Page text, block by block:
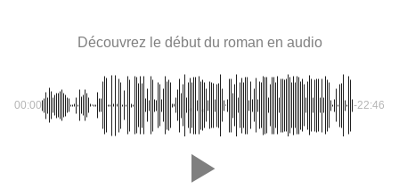
Découvrez le début du roman en audio
00:00 -22:46